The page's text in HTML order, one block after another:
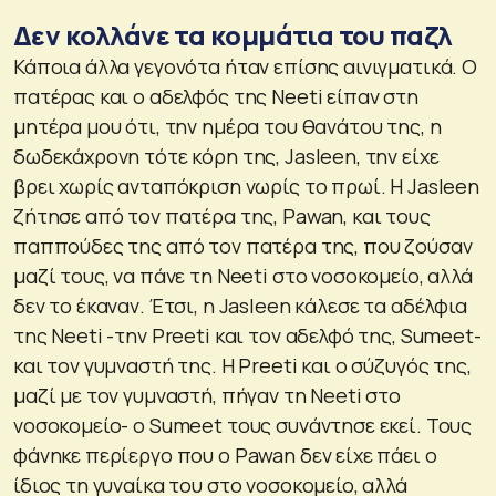
Δεν κολλάνε τα κομμάτια του παζλ
Κάποια άλλα γεγονότα ήταν επίσης αινιγματικά. Ο
πατέρας και ο αδελφός της Neeti είπαν στη
μητέρα μου ότι, την ημέρα του θανάτου της, η
δωδεκάχρονη τότε κόρη της, Jasleen, την είχε
βρει χωρίς ανταπόκριση νωρίς το πρωί. Η Jasleen
ζήτησε από τον πατέρα της, Pawan, και τους
παππούδες της από τον πατέρα της, που ζούσαν
μαζί τους, να πάνε τη Neeti στο νοσοκομείο, αλλά
δεν το έκαναν. Έτσι, η Jasleen κάλεσε τα αδέλφια
της Neeti -την Preeti και τον αδελφό της, Sumeet-
και τον γυμναστή της. Η Preeti και ο σύζυγός της,
μαζί με τον γυμναστή, πήγαν τη Neeti στο
νοσοκομείο- ο Sumeet τους συνάντησε εκεί. Τους
φάνηκε περίεργο που ο Pawan δεν είχε πάει ο
ίδιος τη γυναίκα του στο νοσοκομείο, αλλά